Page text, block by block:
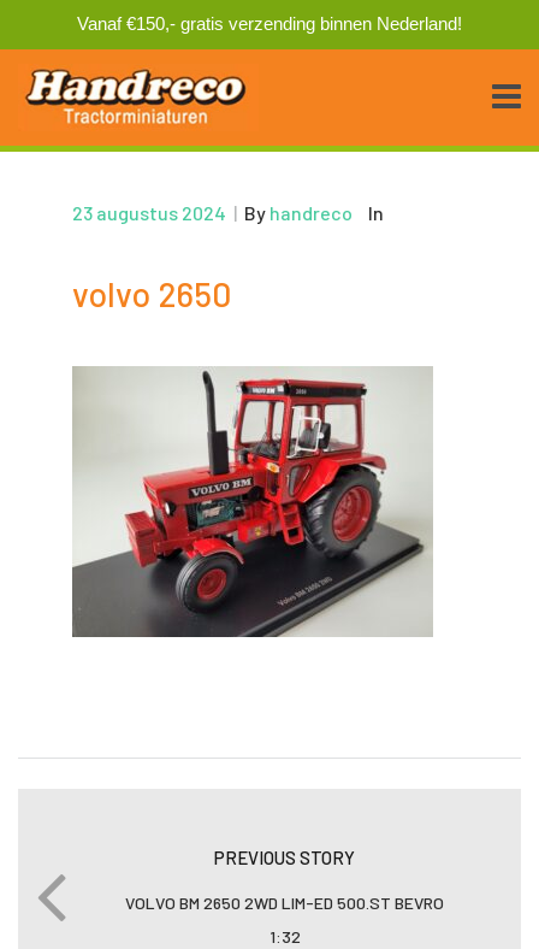
Vanaf €150,- gratis verzending binnen Nederland!
23 augustus 2024 | By handreco In
volvo 2650
PREVIOUS STORY
VOLVO BM 2650 2WD LIM-ED 500.ST BEVRO
1:32